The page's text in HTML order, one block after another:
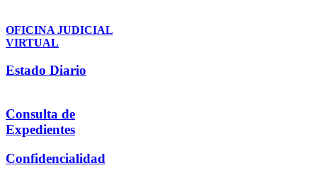
OFICINA JUDICIAL
VIRTUAL
Estado Diario
Consulta de
Expedientes
Confidencialidad